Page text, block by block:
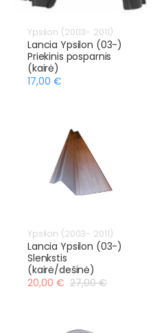
Ypsilon (2003- 2011)
Lancia Ypsilon (03-)
Priekinis posparnis
(kairė)
17,00 €
Ypsilon (2003- 2011)
Lancia Ypsilon (03-)
Slenkstis
(kairė/dešinė)
20,00 € 27,00 €